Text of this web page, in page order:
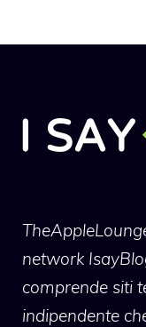
network
comprende siti
indipendente